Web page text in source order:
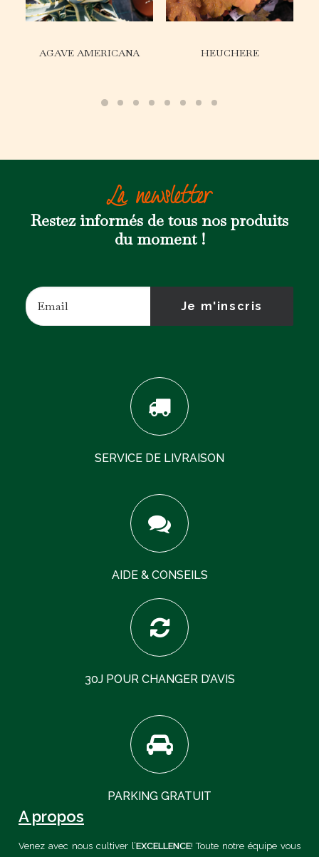
AGAVE AMERICANA HEUCHERE
La newsletter
Restez informés de tous nos produits
du moment !
SERVICE DE LIVRAISON
AIDE & CONSEILS
30J POUR CHANGER D’AVIS
PARKING GRATUIT
A propos
Venez avec nous cultiver l’EXCELLENCE! Toute notre équipe vous